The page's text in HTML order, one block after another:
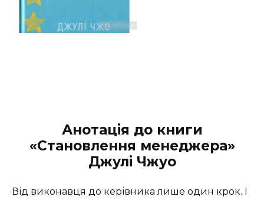
Анотація до книги
«Становлення менеджера»
Джулі Чжуо
Від виконавця до керівника лише один крок. І